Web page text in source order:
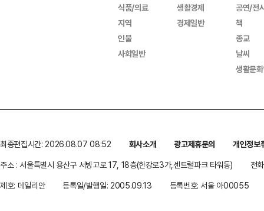
식품/의료
지역
인물
사회일반
생활경제
경제일반
공연/전
책
종교
날씨
생활문
최종편집시간: 2026.08.07 08:52 회사소개 광고제휴문의
개인정보
주소 : 서울특별시 용산구 서빙고로 17, 18층(한강로3가,센트럴파크 타워동)
전
제호: 데일리안
등록일/발행일: 2005.09.13 등록번호: 서울 아00055